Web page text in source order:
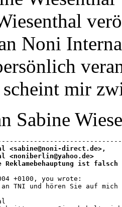
Noni
mir
Sabine
<sabine@noni-direct.de>,
<noniberlin@yahoo.de>
Reklamebehauptung ist falsch
+0100, you wrote:
TNI und hören Sie auf mich